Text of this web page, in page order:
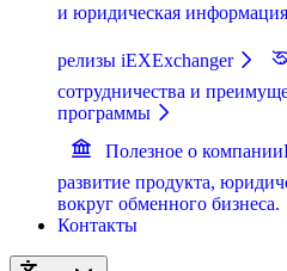
и юридическая информация
релизы iEXExchanger
сотрудничества и
программы
Полезное о компании
развитие продукта,
вокруг обменного бизнеса.
Контакты